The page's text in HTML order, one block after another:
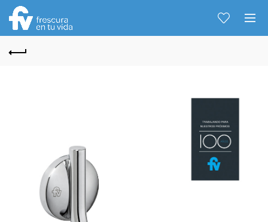
Hablemos...
Solo tenes que decirme: Hola